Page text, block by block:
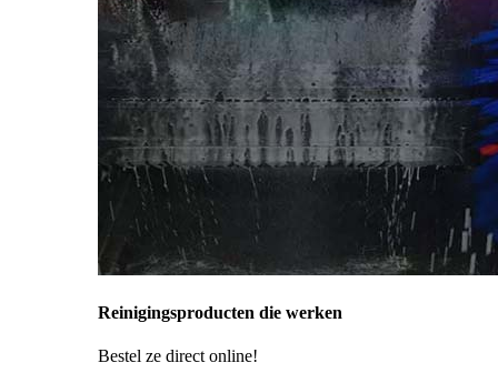
Reinigingsproducten die werken
Bestel ze direct online!